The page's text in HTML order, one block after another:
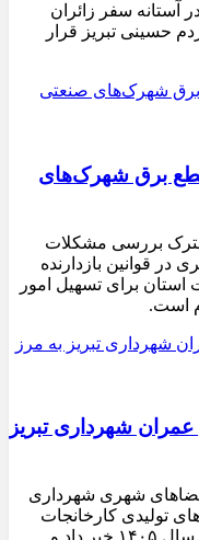
آستانه سفر زائران
حسینی تبریز قرار
برق شهرک‌های
بررسی مشکلات
در قوانین بازدارنده
برای تسهیل امور
است.
شهرداری تبریز
شهری شهرداری
تولیدی کارخانجات
آسفالت این سازمان در چهار ماه نخست سال ۱۴۰۵ خبر داد و